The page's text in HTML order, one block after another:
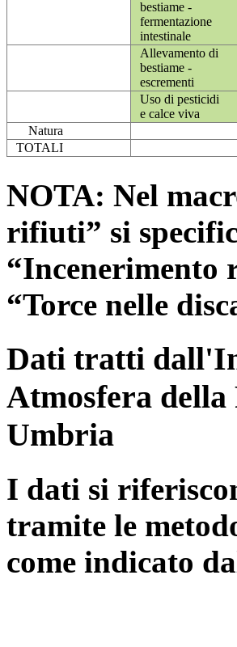
bestiame -
fermentazione
intestinale
Allevamento di
bestiame -
escrementi
Uso di pesticidi
e calce viva
Natura
TOTALI
NOTA: Nel
rifiuti” si
“Torce nelle
Dati tratti
Atmosfera della
Umbria
I dati si
tramite le
come indicato